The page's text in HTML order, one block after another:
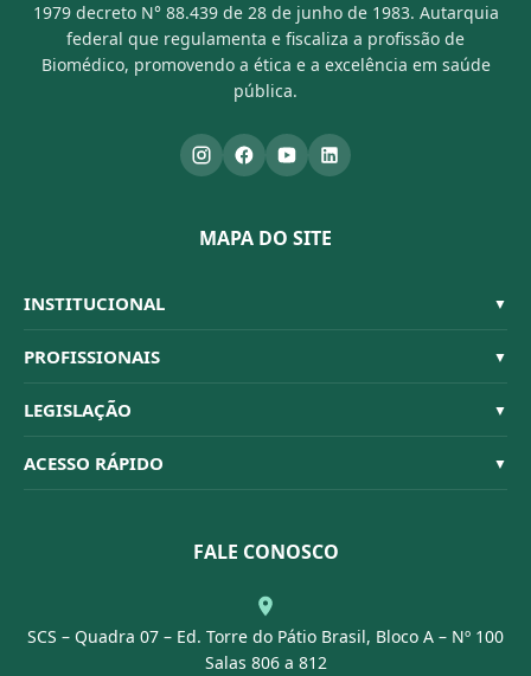
1979 decreto N° 88.439 de 28 de junho de 1983. Autarquia
federal que regulamenta e fiscaliza a profissão de
Biomédico, promovendo a ética e a excelência em saúde
pública.
MAPA DO SITE
INSTITUCIONAL ▼
Sistema CFBM
Quem Somos
Organograma
Conselheiros
PROFISSIONAIS ▼
Habilitações
Código de Ética
Dúvidas Frequentes
LEGISLAÇÃO ▼
Resoluções
ACESSO RÁPIDO ▼
Portal Transparência
FALE CONOSCO
SCS – Quadra 07 – Ed. Torre do Pátio Brasil, Bloco A – Nº 100
Salas 806 a 812